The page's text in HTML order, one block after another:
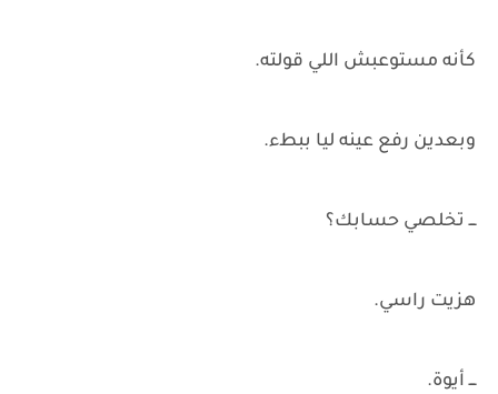
كأنه مستوعبش اللي قولته.
وبعدين رفع عينه ليا ببطء.
ـــ تخلصي حسابك؟
هزيت راسي.
ـــ أيوة.